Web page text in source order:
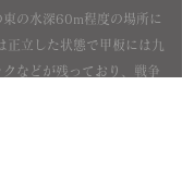
の水深60m程度の場所に
正立した状態で甲板には九
などが残っており、戦争